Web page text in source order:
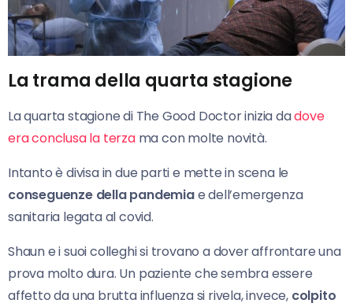
La trama della quarta stagione
La quarta stagione di The Good Doctor inizia dadove
era conclusa la terzama con molte novità.
Intanto è divisa in due parti e mette in scena le
conseguenze della pandemiae dell’emergenza
sanitaria legata al covid.
Shaun e i suoi colleghi si trovano a dover affrontare una
prova molto dura. Un paziente che sembra essere
affetto da una brutta influenza si rivela, invece, colpito